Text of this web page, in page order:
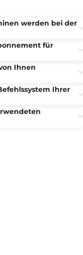
werden bei der
für
Ihnen
Ihrer